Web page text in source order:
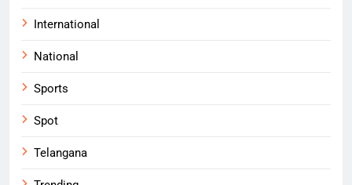
International
National
Sports
Spot
Telangana